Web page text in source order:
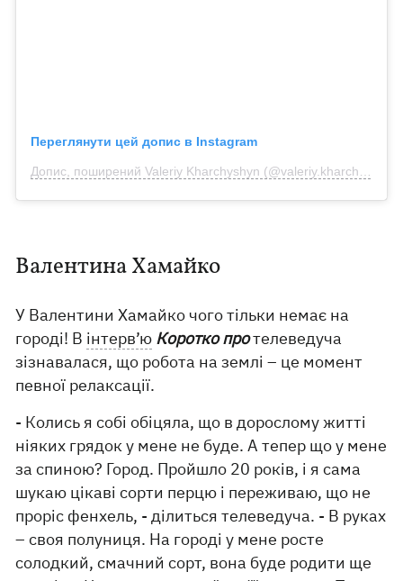
Переглянути цей допис в Instagram
Допис, поширений Valeriy Kharchyshyn (@valeriy.kharchyshyn_dr)
Валентина Хамайко
У Валентини Хамайко чого тільки немає на
городі! В інтерв’ю Коротко протелеведуча
зізнавалася, що робота на землі – це момент
певної релаксації.
- Колись я собі обіцяла, що в дорослому житті
ніяких грядок у мене не буде. А тепер що у мене
за спиною? Город. Пройшло 20 років, і я сама
шукаю цікаві сорти перцю і переживаю, що не
проріс фенхель, - ділиться телеведуча. - В руках
– своя полуниця. На городі у мене росте
солодкий, смачний сорт, вона буде родити ще